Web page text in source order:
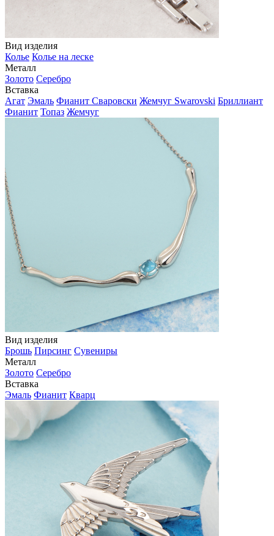
Вид изделия
Колье Колье на леске
Металл
Золото Серебро
Вставка
Агат Эмаль Фианит Сваровски Жемчуг Swarovski Бриллиант
Фианит Топаз Жемчуг
Вид изделия
Брошь Пирсинг Сувениры
Металл
Золото Серебро
Вставка
Эмаль Фианит Кварц